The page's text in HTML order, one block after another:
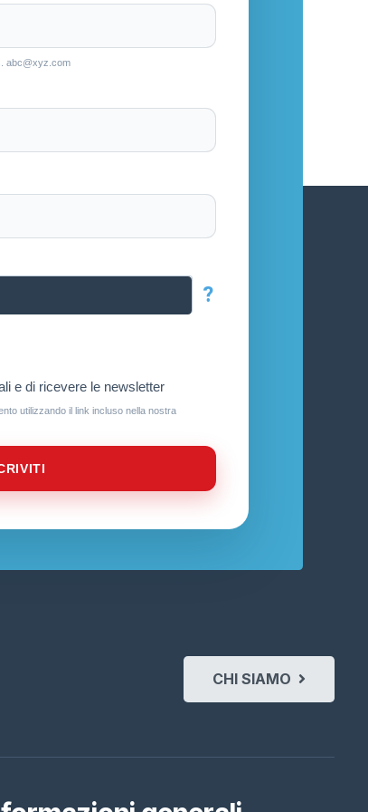
abc@xyz.com
?
e di ricevere le newsletter
utilizzando il link incluso nella nostra
CHI SIAMO